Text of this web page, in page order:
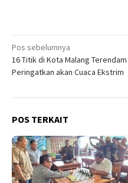
Navigasi
pos
Pos sebelumnya
16 Titik di Kota Malang Terendam
Peringatkan akan Cuaca Ekstrim
POS TERKAIT